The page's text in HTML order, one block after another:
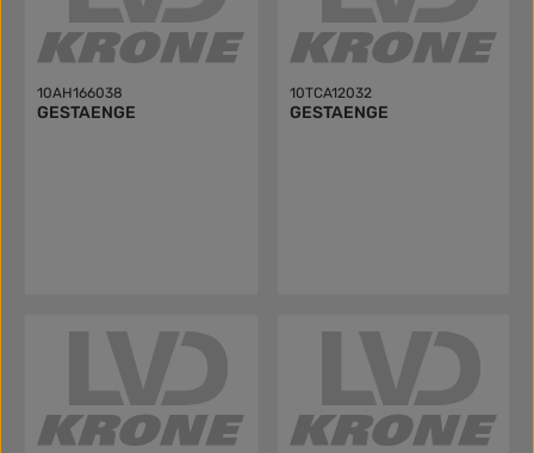
10AH166038
GESTAENGE
10TCA12032
GESTAENGE